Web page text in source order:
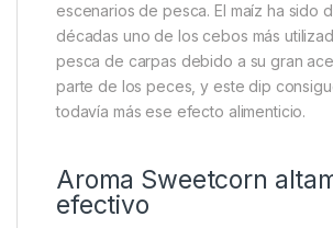
escenarios de pesca. El maíz ha sido
décadas uno de los cebos más
pesca de carpas debido a su gran
parte de los peces, y este dip
todavía más ese efecto alimenticio.
Aroma Sweetcorn
efectivo